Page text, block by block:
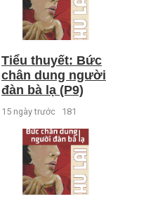
Tiểu thuyết: Bức
chân dung người
đàn bà lạ (P9)
15 ngày trước 181